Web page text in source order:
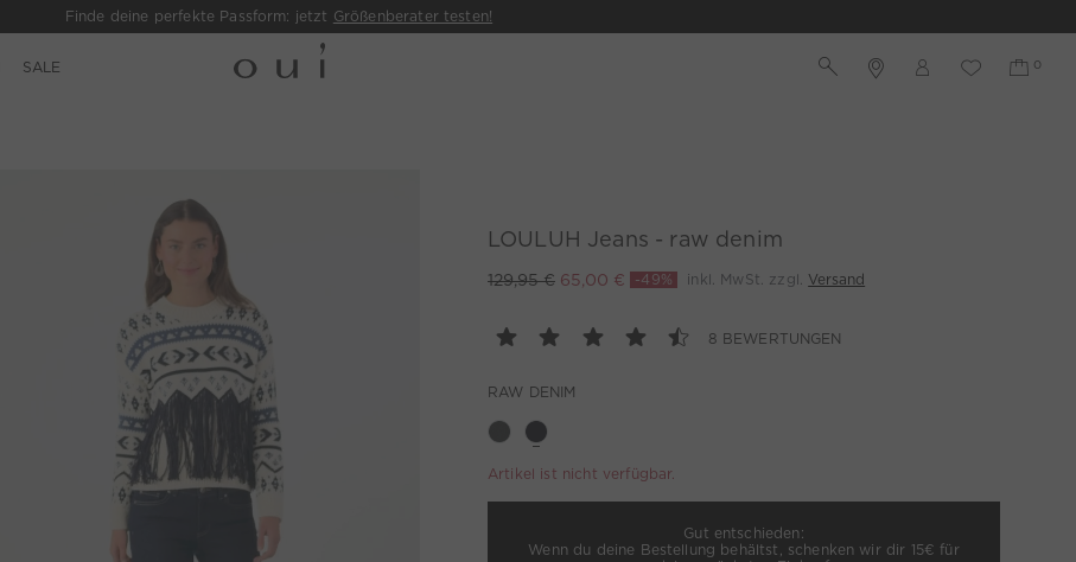
Finde deine perfekte Passform: jetzt Größenberater testen!
SALE
LOULUH Jeans - raw denim
129,95 € 65,00 € -49% inkl. MwSt. zzgl. Versand
8 BEWERTUNGEN
RAW DENIM
Artikel ist nicht verfügbar.
Gut entschieden:
Wenn du deine Bestellung behältst, schenken wir dir 15€ für